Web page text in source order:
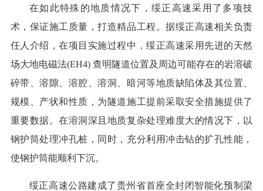
在如此特殊的地质情况下，绥正高速采用了多项技
术，保证施工质量，打造精品工程。据绥正高速相关负责
任人介绍，在项目实施过程中，绥正高速采用先进的天然
场大地电磁法(EH4) 查明隧道位置及周边可能存在的岩溶破
碎带、溶隙、溶腔、溶洞、暗河等地质缺陷体及其位置、
规模、产状和性质，为隧道施工提前采取安全措施提供了
重要数据。在溶洞深且地质复杂处理难度大的情况下，以
钢护筒处理冲孔桩，同时，充分利用冲击钻的扩孔性能，
使钢护筒能顺利下沉。
绥正高速公路建成了贵州省首座全封闭智能化预制梁